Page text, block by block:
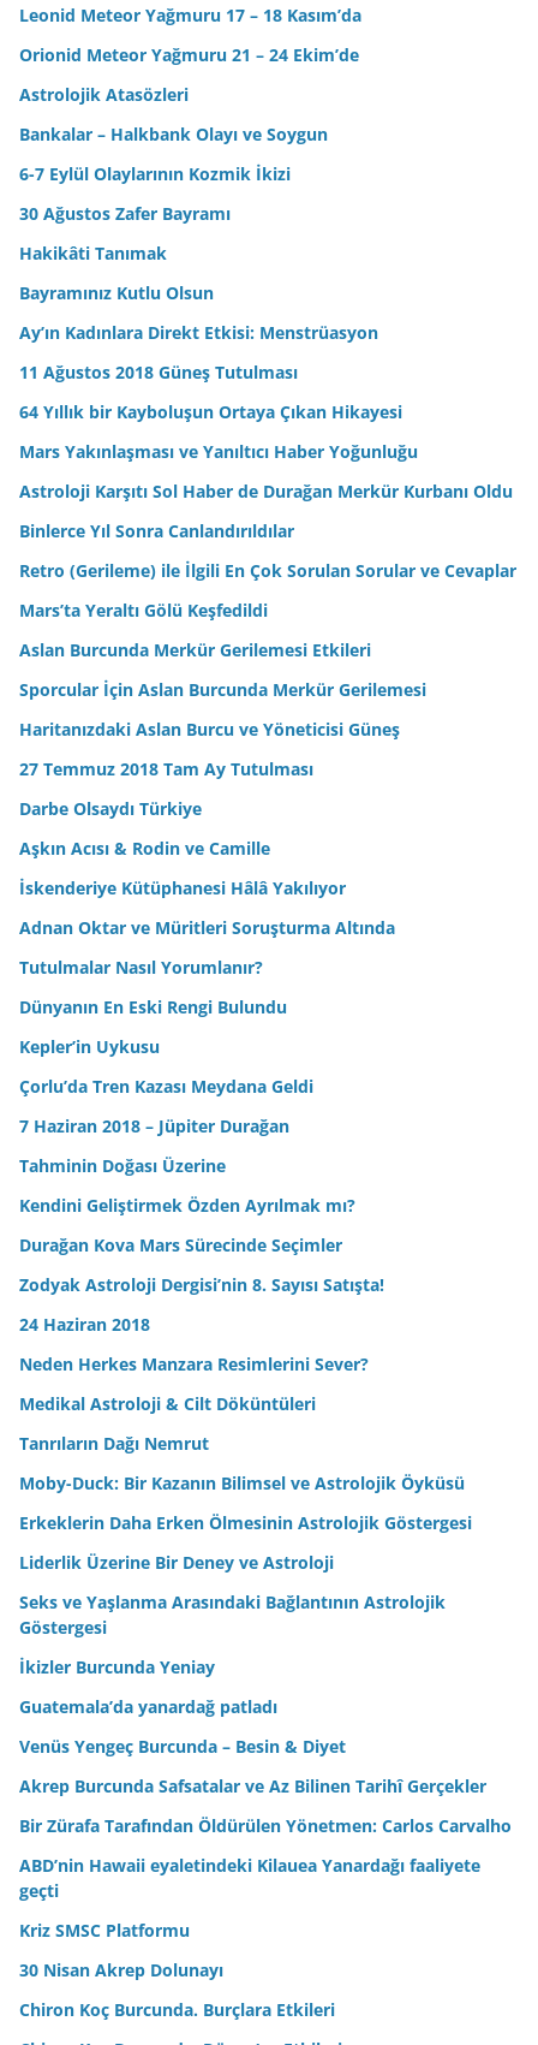
Leonid Meteor Yağmuru 17 – 18 Kasım’da
Orionid Meteor Yağmuru 21 – 24 Ekim’de
Astrolojik Atasözleri
Bankalar – Halkbank Olayı ve Soygun
6-7 Eylül Olaylarının Kozmik İkizi
30 Ağustos Zafer Bayramı
Hakikâti Tanımak
Bayramınız Kutlu Olsun
Ay’ın Kadınlara Direkt Etkisi: Menstrüasyon
11 Ağustos 2018 Güneş Tutulması
64 Yıllık bir Kayboluşun Ortaya Çıkan Hikayesi
Mars Yakınlaşması ve Yanıltıcı Haber Yoğunluğu
Astroloji Karşıtı Sol Haber de Durağan Merkür Kurbanı Oldu
Binlerce Yıl Sonra Canlandırıldılar
Retro (Gerileme) ile İlgili En Çok Sorulan Sorular ve Cevaplar
Mars’ta Yeraltı Gölü Keşfedildi
Aslan Burcunda Merkür Gerilemesi Etkileri
Sporcular İçin Aslan Burcunda Merkür Gerilemesi
Haritanızdaki Aslan Burcu ve Yöneticisi Güneş
27 Temmuz 2018 Tam Ay Tutulması
Darbe Olsaydı Türkiye
Aşkın Acısı & Rodin ve Camille
İskenderiye Kütüphanesi Hâlâ Yakılıyor
Adnan Oktar ve Müritleri Soruşturma Altında
Tutulmalar Nasıl Yorumlanır?
Dünyanın En Eski Rengi Bulundu
Kepler’in Uykusu
Çorlu’da Tren Kazası Meydana Geldi
7 Haziran 2018 – Jüpiter Durağan
Tahminin Doğası Üzerine
Kendini Geliştirmek Özden Ayrılmak mı?
Durağan Kova Mars Sürecinde Seçimler
Zodyak Astroloji Dergisi’nin 8. Sayısı Satışta!
24 Haziran 2018
Neden Herkes Manzara Resimlerini Sever?
Medikal Astroloji & Cilt Döküntüleri
Tanrıların Dağı Nemrut
Moby-Duck: Bir Kazanın Bilimsel ve Astrolojik Öyküsü
Erkeklerin Daha Erken Ölmesinin Astrolojik Göstergesi
Liderlik Üzerine Bir Deney ve Astroloji
Seks ve Yaşlanma Arasındaki Bağlantının Astrolojik
Göstergesi
İkizler Burcunda Yeniay
Guatemala’da yanardağ patladı
Venüs Yengeç Burcunda – Besin & Diyet
Akrep Burcunda Safsatalar ve Az Bilinen Tarihî Gerçekler
Bir Zürafa Tarafından Öldürülen Yönetmen: Carlos Carvalho
ABD’nin Hawaii eyaletindeki Kilauea Yanardağı faaliyete
geçti
Kriz SMSC Platformu
30 Nisan Akrep Dolunayı
Chiron Koç Burcunda. Burçlara Etkileri